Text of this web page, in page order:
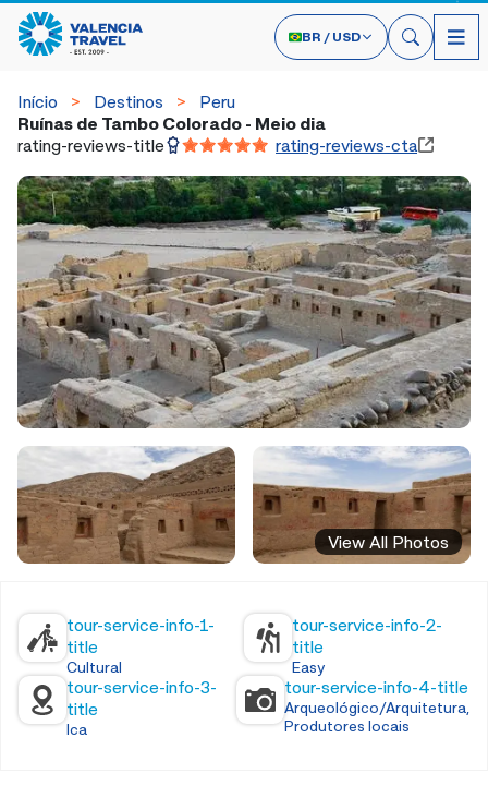
BR / USD
Início Destinos
Peru
Ruínas de Tambo Colorado - Meio dia
rating-reviews-title
rating-reviews-cta
View All Photos
tour-service-info-1-
title
Cultural
tour-service-info-2-
title
Easy
tour-service-info-3-
title
Ica
tour-service-info-4-title
Arqueológico/Arquitetura,
Produtores locais